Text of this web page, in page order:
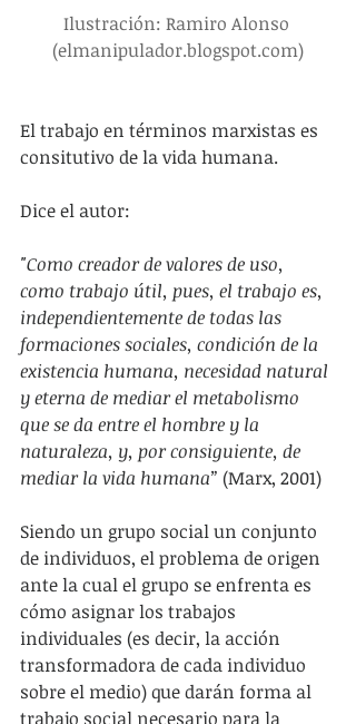
Ilustración: Ramiro Alonso
(elmanipulador.blogspot.com)
El trabajo en términos marxistas es
consitutivo de la vida humana.
Dice el autor:
"Como creador de valores de uso,
como trabajo útil, pues, el trabajo es,
independientemente de todas las
formaciones sociales, condición de la
existencia humana, necesidad natural
y eterna de mediar el metabolismo
que se da entre el hombre y la
naturaleza, y, por consiguiente, de
mediar la vida humana” (Marx, 2001)
Siendo un grupo social un conjunto
de individuos, el problema de origen
ante la cual el grupo se enfrenta es
cómo asignar los trabajos
individuales (es decir, la acción
transformadora de cada individuo
sobre el medio) que darán forma al
trabajo social necesario para la